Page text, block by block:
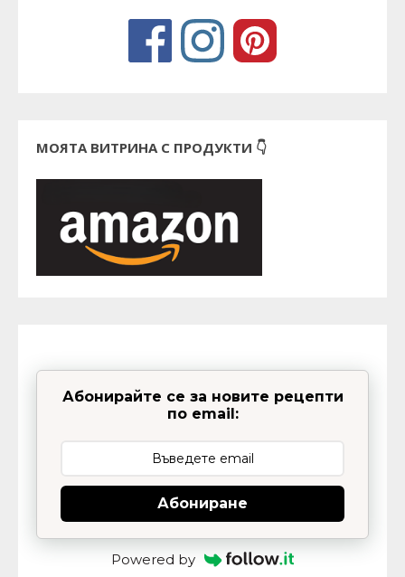
МОЯТА ВИТРИНА С ПРОДУКТИ 👇
Абонирайте се за новите рецепти
по email:
Абониране
Powered by